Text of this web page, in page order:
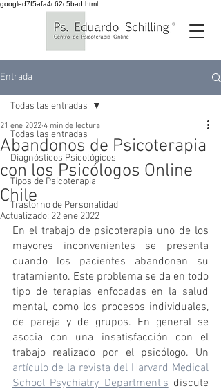
googled7f5afa4c62c5bad.html
Entrada
Todas las entradas
Diagnósticos Psicológicos
Tipos de Psicoterapia
Trastorno de Personalidad
Todas las entradas
Abandonos de Psicoterapia
con los Psicólogos Online
Chile
21 ene 2022 4 min de lectura
Actualizado: 22 ene 2022
En el trabajo de psicoterapia uno de los
mayores inconvenientes se presenta
cuando los pacientes abandonan su
tratamiento. Este problema se da en todo
tipo de terapias enfocadas en la salud
mental, como los procesos individuales,
de pareja y de grupos. En general se
asocia con una insatisfacción con el
artículo de la revista del Harvard Medical
School Psychiatry Department's discute